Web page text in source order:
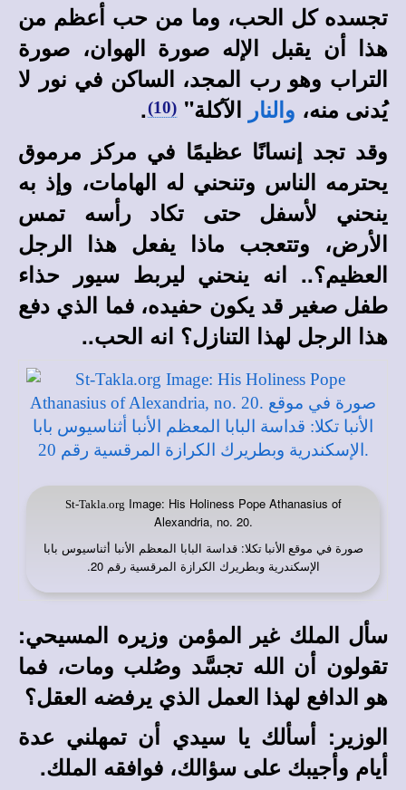
تجسده كل الحب، وما من حب أعظم من
هذا أن يقبل الإله صورة الهوان، صورة
التراب وهو رب المجد، الساكن في نور لا
يُدنى منه، والنار الآكلة" (10)
.
وقد تجد إنسانًا عظيمًا في مركز مرموق
يحترمه الناس وتنحني له الهامات، وإذ به
ينحني لأسفل حتى تكاد رأسه تمس
الأرض، وتتعجب ماذا يفعل هذا الرجل
العظيم؟.. انه ينحني ليربط سيور حذاء
طفل صغير قد يكون حفيده، فما الذي دفع
هذا الرجل لهذا التنازل؟ انه الحب..
St-Takla.org Image: His Holiness Pope Athanasius of
Alexandria, no. 20.
صورة في موقع الأنبا تكلا: قداسة البابا المعظم الأنبا أثناسيوس بابا
الإسكندرية وبطريرك الكرازة المرقسية رقم 20.
سأل الملك غير المؤمن وزيره المسيحي:
تقولون أن الله تجسَّد وصُلب ومات، فما
هو الدافع لهذا العمل الذي يرفضه العقل؟
الوزير: أسألك يا سيدي أن تمهلني عدة
أيام وأجيبك على سؤالك، فوافقه الملك.